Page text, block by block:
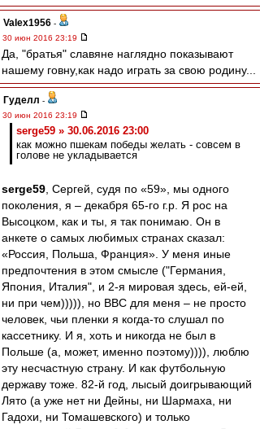
Valex1956 -
30 июн 2016 23:19
Да, "братья" славяне наглядно показывают
нашему говну,как надо играть за свою родину...
Гуделл -
30 июн 2016 23:19
serge59 » 30.06.2016 23:00
как можно пшекам победы желать - совсем в
голове не укладывается
serge59 , Сергей, судя по «59», мы одного
поколения, я – декабря 65-го г.р. Я рос на
Высоцком, как и ты, я так понимаю. Он в
анкете о самых любимых странах сказал:
«Россия, Польша, Франция». У меня иные
предпочтения в этом смысле ("Германия,
Япония, Италия", и 2-я мировая здесь, ей-ей,
ни при чем))))), но ВВС для меня – не просто
человек, чьи пленки я когда-то слушал по
кассетнику. И я, хоть и никогда не был в
Польше (а, может, именно поэтому)))), люблю
эту несчастную страну. И как футбольную
державу тоже. 82-й год, лысый доигрывающий
Лято (а уже нет ни Дейны, ни Шармаха, ни
Гадохи, ни Томашевского) и только